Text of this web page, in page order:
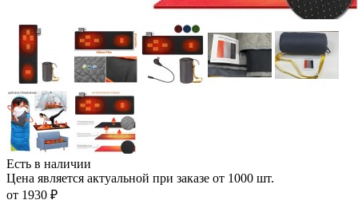
Есть в наличии
Цена является актуальной при заказе от 1000 шт.
от 1930 ₽